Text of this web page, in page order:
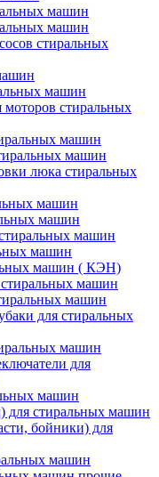
машин
машин
стиральных
машин
стиральных
машин
машин
люка стиральных
машин
машин
машин
машин
машин ( КЭН)
машин
машин
для стиральных
машин
для
машин
для стиральных машин
бойники) для
машин